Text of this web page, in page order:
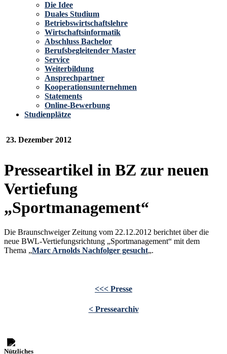
Die Idee
Duales Studium
Betriebswirtschaftslehre
Wirtschaftsinformatik
Abschluss Bachelor
Berufsbegleitender Master
Service
Weiterbildung
Ansprechpartner
Kooperationsunternehmen
Statements
Online-Bewerbung
Studienplätze
23. Dezember 2012
Presseartikel in BZ zur neuen
Vertiefung
„Sportmanagement“
Die Braunschweiger Zeitung vom 22.12.2012 berichtet über die
neue BWL-Vertiefungsrichtung „Sportmanagement“ mit dem
Thema „Marc Arnolds Nachfolger gesucht„.
<<< Presse
< Pressearchiv
Nützliches